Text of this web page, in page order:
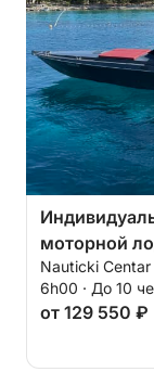
моторной
Nauticki
6h00 · До 10
от 129 550 ₽